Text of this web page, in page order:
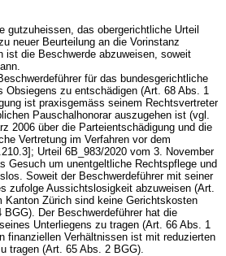
gutzuheissen, das obergerichtliche Urteil
neuer Beurteilung an die Vorinstanz
ist die Beschwerde abzuweisen, soweit
für das bundesgerichtliche
Obsiegens zu entschädigen (Art. 68 Abs. 1
ist praxisgemäss seinem Rechtsvertreter
Pauschalhonorar auszugehen ist (vgl.
2006 über die Parteientschädigung und die
Vertretung im Verfahren vor dem
Urteil 6B_983/2020 vom 3. November
Gesuch um unentgeltliche Rechtspflege und
Soweit der Beschwerdeführer mit seiner
zufolge Aussichtslosigkeit abzuweisen (Art.
Kanton Zürich sind keine Gerichtskosten
BGG). Der Beschwerdeführer hat die
Unterliegens zu tragen (Art. 66 Abs. 1
finanziellen Verhältnissen ist mit reduzierten
tragen (Art. 65 Abs. 2 BGG).